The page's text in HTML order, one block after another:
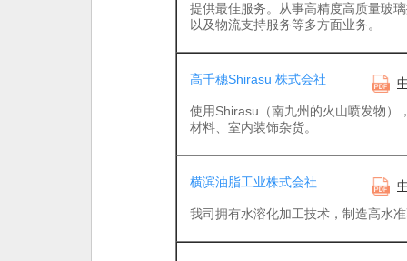
提供最佳服务。从事高精度高质量玻
以及物流支持服务等多方面业务。
高千穗Shirasu 株式会社
使用Shirasu（南九州的火山喷发物）
材料、室内装饰杂货。
横滨油脂工业株式会社
我司拥有水溶化加工技术，制造高水